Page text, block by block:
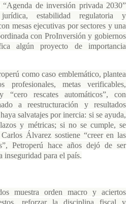
de inversión privada 2030”
estabilidad regulatoria y
mesas ejecutivas por sectores y una
con ProInversión y gobiernos
algún proyecto de importancia
como caso emblemático, plantea
profesionales, metas verificables,
“cero rescates automáticos”, con
a reestructuración y resultados
salvatajes por inercia: si se ayuda,
y métricas; si no se cumple, se
Álvarez sostiene “creer en las
Petroperú hace años dejó de ser
inseguridad para el país.
muestra orden macro y aciertos
reforzar la disciplina fiscal y